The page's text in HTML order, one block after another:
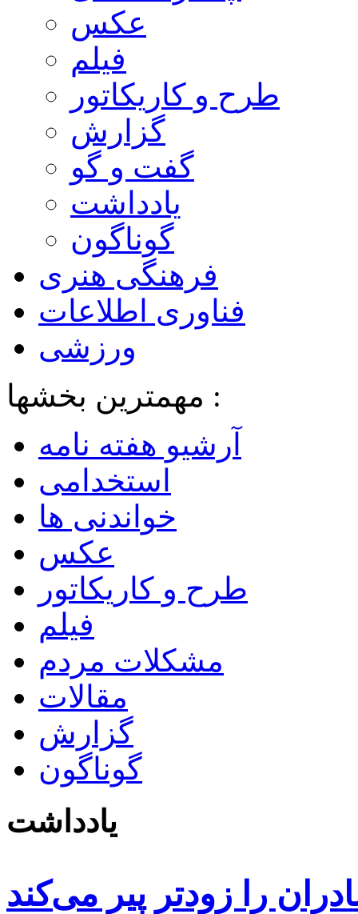
عکس
فیلم
طرح و کاریکاتور
گزارش
گفت و گو
یادداشت
گوناگون
فرهنگی هنری
فناوری اطلاعات
ورزشی
مهمترین بخشها :
آرشیو هفته نامه
استخدامی
خواندنی ها
عکس
طرح و کاریکاتور
فیلم
مشکلات مردم
مقالات
گزارش
گوناگون
یادداشت
را زودتر پیر می‌کند